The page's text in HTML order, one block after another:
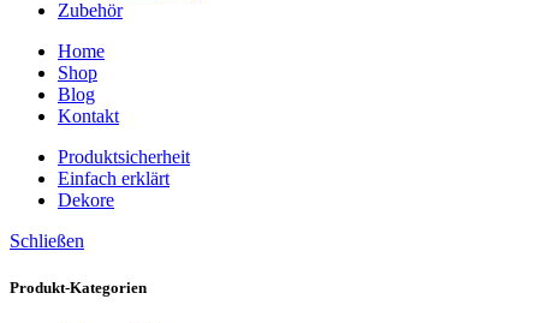
Zubehör
Home
Shop
Blog
Kontakt
Produktsicherheit
Einfach erklärt
Dekore
Schließen
Produkt-Kategorien